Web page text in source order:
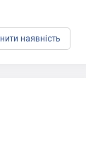
наявність